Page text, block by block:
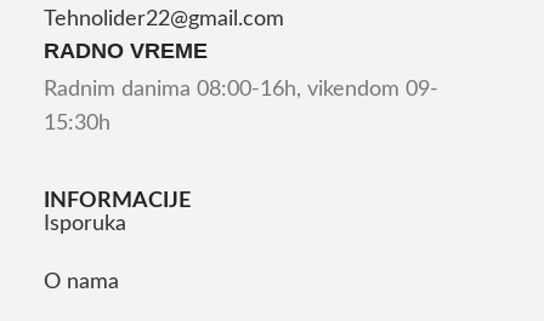
Tehnolider22@gmail.com
RADNO VREME
Radnim danima 08:00-16h, vikendom 09-
15:30h
INFORMACIJE
Isporuka
O nama